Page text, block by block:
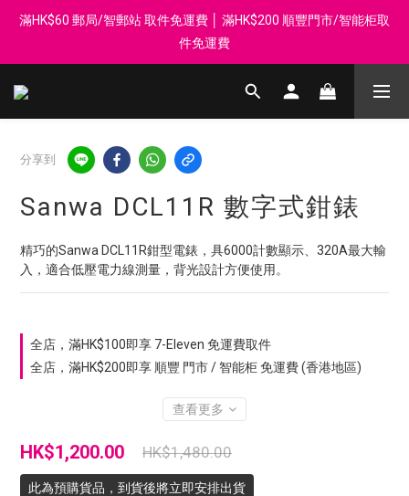
登記會員享每$50回贈$1 │ 滿HK$899 送 N-rit Campack Towel 吸
汗毛巾 韓國制 送完即止
滿HK$60 郵局/智郵站 取件免運費 │ 滿HK$200 順豐門市/智能柜取
件免運費
Whatsapp 98569349 │ 歡迎團體採購, 報價查詢, 接受採購卡
登記會員享每$50回贈$1 │ 滿HK$899 送 N-rit Campack Towel 吸
汗毛巾 韓國制 送完即止
分享到
Sanwa DCL11R 數字式鉗錶
精巧的Sanwa DCL11R鉗型電錶，具6000計數顯示、320A最大輸
入，適合低壓電力線測量，背光設計方便使用。
全店，滿HK$100即享 7-Eleven 免運費取件
全店，滿HK$200即享 順豐 門市 / 智能柜 免運費 (香港地區)
查看更多
HK$1,200.00 HK$1,480.00
此為預購貨品，到貨後將立即安排出貨